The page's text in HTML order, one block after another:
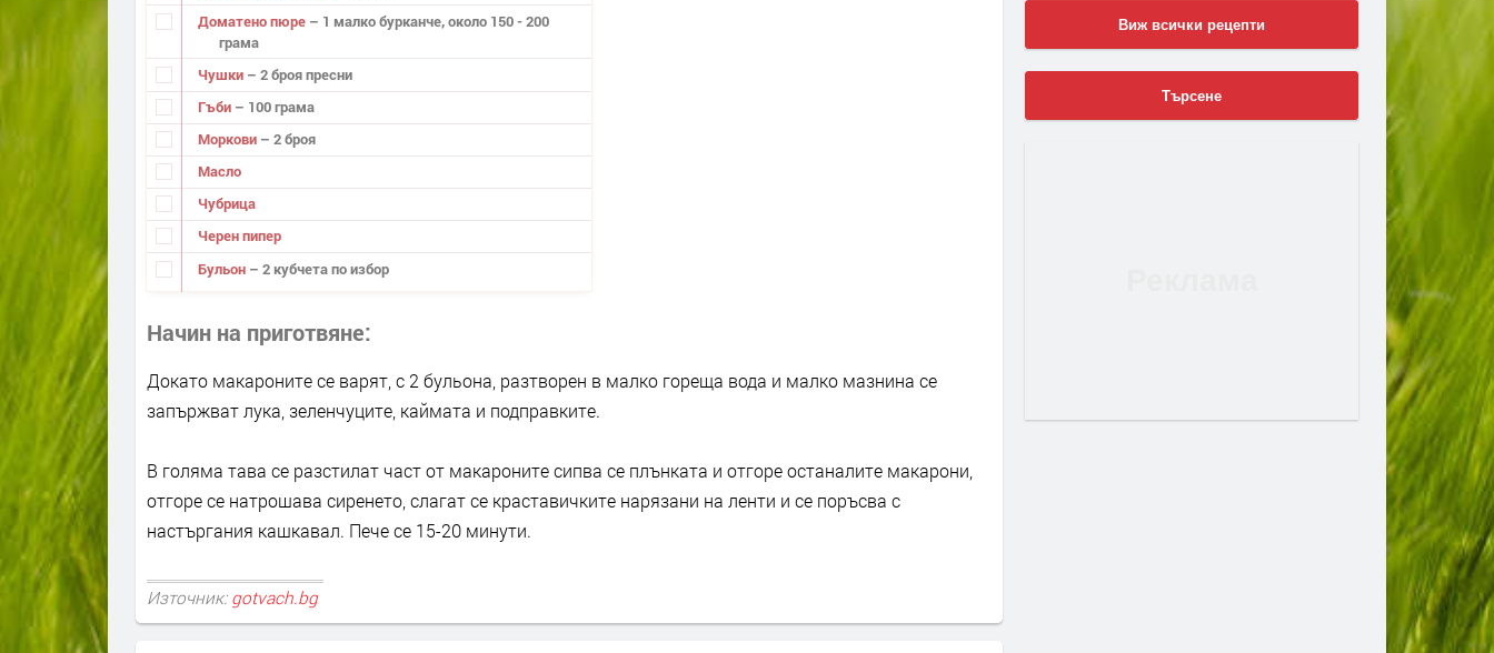
Доматено пюре – 1 малко бурканче, около 150 - 200
грама
Чушки – 2 броя пресни
Гъби – 100 грама
Моркови – 2 броя
Масло
Чубрица
Черен пипер
Бульон – 2 кубчета по избор
Начин на приготвяне
Докато макароните се варят, с 2 бульона, разтворен в малко гореща вода и малко мазнина се
запържват лука, зеленчуците, каймата и подправките.
В голяма тава се разстилат част от макароните сипва се плънката и отгоре останалите макарони,
отгоре се натрошава сиренето, слагат се краставичките нарязани на ленти и се поръсва с
настъргания кашкавал. Пече се 15-20 минути.
Източник: gotvach.bg
Виж всички рецепти
Търсене